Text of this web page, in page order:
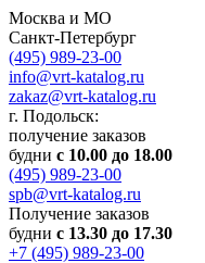
Москва и МО
Санкт-Петербург
(495) 989-23-00
info@vrt-katalog.ru
zakaz@vrt-katalog.ru
г. Подольск:
получение заказов
будни с 10.00 до 18.00
(495) 989-23-00
spb@vrt-katalog.ru
Получение заказов
будни с 13.30 до 17.30
+7 (495) 989-23-00